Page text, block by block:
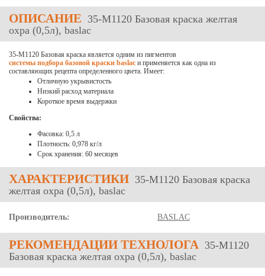
ОПИСАНИЕ 35-М1120 Базовая краска желтая
охра (0,5л), baslac
35-M1120 Базовая краска является одним из пигментов
системы подбора базовой краски baslac и применяется как одна из
составляющих рецепта определенного цвета. Имеет:
Отличную укрывистость
Низкий расход материала
Короткое время выдержки
Свойства:
Фасовка: 0,5 л
Плотность: 0,978 кг/л
Срок хранения: 60 месяцев
ХАРАКТЕРИСТИКИ 35-М1120 Базовая краска
желтая охра (0,5л), baslac
Производитель: BASLAC
РЕКОМЕНДАЦИИ ТЕХНОЛОГА 35-М1120
Базовая краска желтая охра (0,5л), baslac